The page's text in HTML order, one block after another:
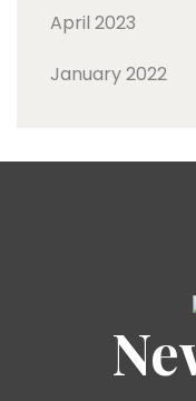
April 2023
January 2022